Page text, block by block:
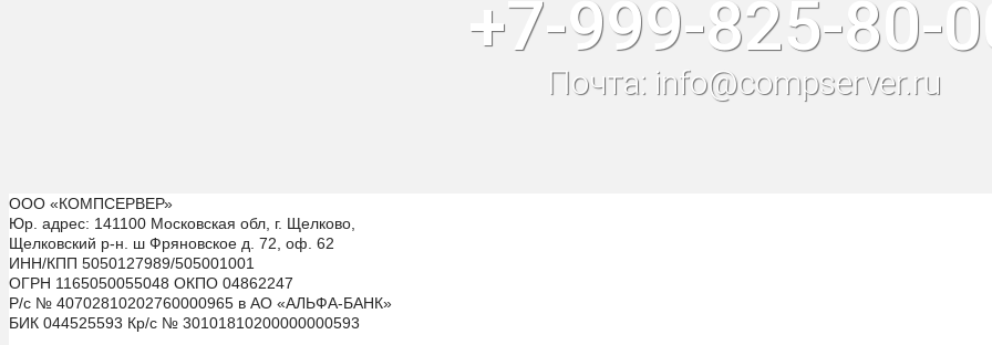
+7-999-825-80-
Почта: info@compserver.ru
ООО «КОМПСЕРВЕР»
Юр. адрес: 141100 Московская обл, г. Щелково,
Щелковский р-н. ш Фряновское д. 72, оф. 62
ИНН/КПП 5050127989/505001001
ОГРН 1165050055048 ОКПО 04862247
Р/с № 40702810202760000965 в АО «АЛЬФА-БАНК»
БИК 044525593 Кр/с № 30101810200000000593